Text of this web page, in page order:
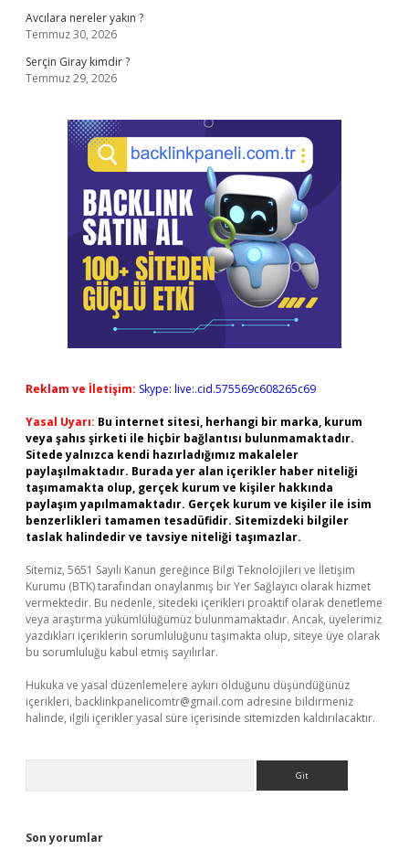
Avcılara nereler yakın ?
Temmuz 30, 2026
Serçin Giray kimdir ?
Temmuz 29, 2026
Reklam ve İletişim: Skype: live:.cid.575569c608265c69
Yasal Uyarı: Bu internet sitesi, herhangi bir marka, kurum
veya şahıs şirketi ile hiçbir bağlantısı bulunmamaktadır.
Sitede yalnızca kendi hazırladığımız makaleler
paylaşılmaktadır. Burada yer alan içerikler haber niteliği
taşımamakta olup, gerçek kurum ve kişiler hakkında
paylaşım yapılmamaktadır. Gerçek kurum ve kişiler ile isim
benzerlikleri tamamen tesadüfidir. Sitemizdeki bilgiler
taslak halindedir ve tavsiye niteliği taşımazlar.
Sitemiz, 5651 Sayılı Kanun gereğince Bilgi Teknolojileri ve İletişim
Kurumu (BTK) tarafından onaylanmış bir Yer Sağlayıcı olarak hizmet
vermektedir. Bu nedenle, sitedeki içerikleri proaktif olarak denetleme
veya araştırma yükümlülüğümüz bulunmamaktadır. Ancak, üyelerimiz
yazdıkları içeriklerin sorumluluğunu taşımakta olup, siteye üye olarak
bu sorumluluğu kabul etmiş sayılırlar.
Hukuka ve yasal düzenlemelere aykırı olduğunu düşündüğünüz
içerikleri, backlinkpanelicomtr@gmail.com adresine bildirmeniz
halinde, ilgili içerikler yasal süre içerisinde sitemizden kaldırılacaktır.
Son yorumlar